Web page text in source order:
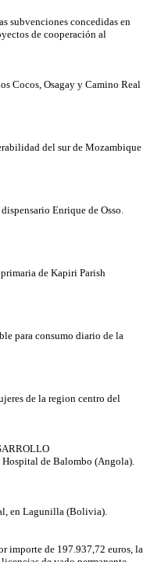
subvenciones concedidas en
de cooperación al
Cocos, Osagay y Camino Real
del sur de Mozambique
Enrique de Osso.
primaria de Kapiri Parish
para consumo diario de la
de la region centro del
de Balombo (Angola).
en Lagunilla (Bolivia).
importe de 197.937,72 euros, la